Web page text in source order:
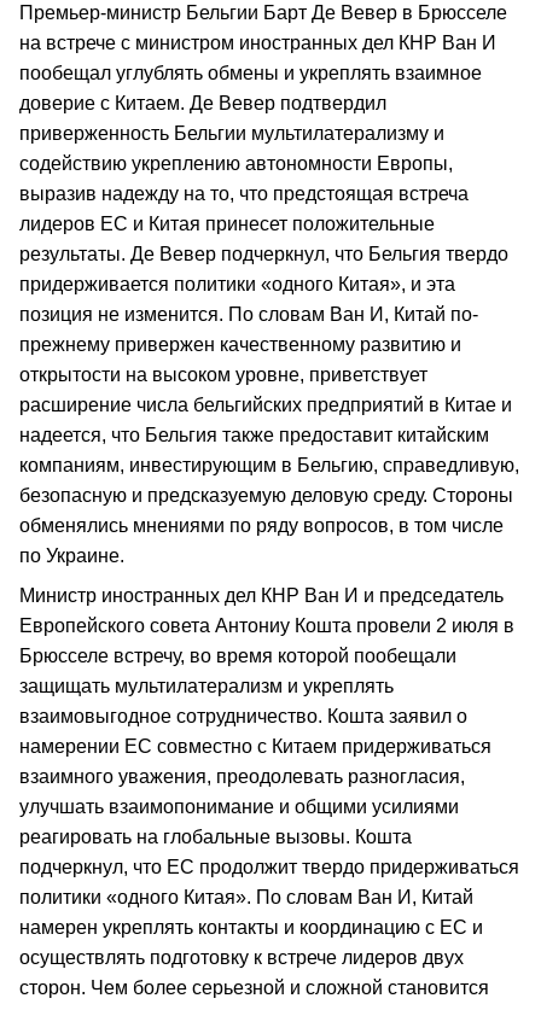
Премьер-министр Бельгии Барт Де Вевер в Брюсселе
на встрече с министром иностранных дел КНР Ван И
пообещал углублять обмены и укреплять взаимное
доверие с Китаем. Де Вевер подтвердил
приверженность Бельгии мультилатерализму и
содействию укреплению автономности Европы,
выразив надежду на то, что предстоящая встреча
лидеров ЕС и Китая принесет положительные
результаты. Де Вевер подчеркнул, что Бельгия твердо
придерживается политики «одного Китая», и эта
позиция не изменится. По словам Ван И, Китай по-
прежнему привержен качественному развитию и
открытости на высоком уровне, приветствует
расширение числа бельгийских предприятий в Китае и
надеется, что Бельгия также предоставит китайским
компаниям, инвестирующим в Бельгию, справедливую,
безопасную и предсказуемую деловую среду. Стороны
обменялись мнениями по ряду вопросов, в том числе
по Украине.
Министр иностранных дел КНР Ван И и председатель
Европейского совета Антониу Кошта провели 2 июля в
Брюсселе встречу, во время которой пообещали
защищать мультилатерализм и укреплять
взаимовыгодное сотрудничество. Кошта заявил о
намерении ЕС совместно с Китаем придерживаться
взаимного уважения, преодолевать разногласия,
улучшать взаимопонимание и общими усилиями
реагировать на глобальные вызовы. Кошта
подчеркнул, что ЕС продолжит твердо придерживаться
политики «одного Китая». По словам Ван И, Китай
намерен укреплять контакты и координацию с ЕС и
осуществлять подготовку к встрече лидеров двух
сторон. Чем более серьезной и сложной становится